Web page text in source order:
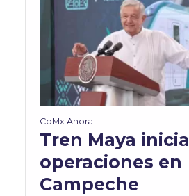
CdMx Ahora
Tren Maya inicia
operaciones en
Campeche